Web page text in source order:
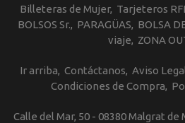
Billeteras de Mujer Tarjeteros
BOLSOS Sr.
PARAGÜAS BOLSA
viaje
ZONA
Ir arriba Contáctanos Aviso
Condiciones de Compra
Calle del Mar, 50 - 08380 Malgrat de